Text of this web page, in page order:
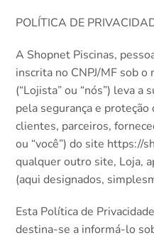
POLÍTICA DE
A Shopnet Piscinas,
inscrita no CNPJ/MF sob
(“Lojista” ou “nós”) leva a
pela segurança e
clientes, parceiros,
ou “você”) do site https://
qualquer outro site, Loja,
(aqui designados,
Esta Política de
destina-se a informá-lo